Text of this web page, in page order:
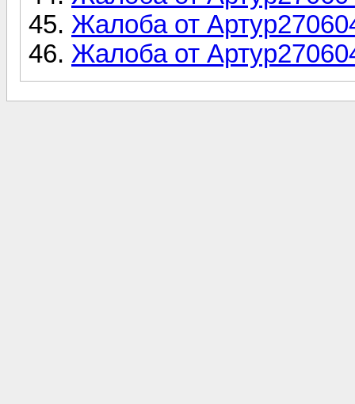
Жалоба от
Жалоба от